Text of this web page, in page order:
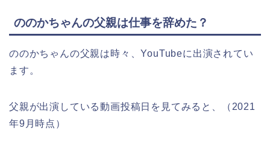
ののかちゃんの父親は仕事を辞めた？
ののかちゃんの父親は時々、YouTubeに出演されてい
ます。
父親が出演している動画投稿日を見てみると、（2021
年9月時点）